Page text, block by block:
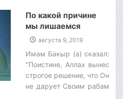
ритуального омовения,
а также не
обезображенным и не
осквернённым
посредством этого
мира), то станешь
шахидом - мучеником
на пути Аллаха!".‌
По какой причине
мы лишаемся
божественных благ?
августа 9, 2019
Имам Бакыр (а) сказал:
"Поистине, Аллах вынес
строгое решение, что Он
не дарует Своим рабам